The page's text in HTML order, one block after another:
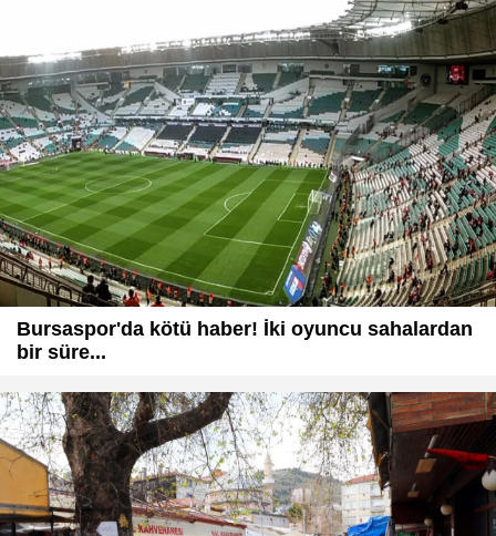
Bursaspor'da kötü haber! İki oyuncu sahalardan
bir süre...